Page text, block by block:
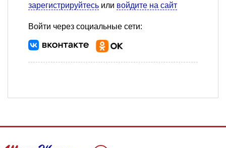
зарегистрируйтесь или войдите на сайт
Войти через социальные сети: